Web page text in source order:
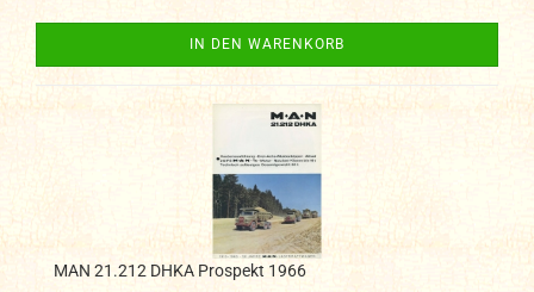
IN DEN WARENKORB
MAN 21.212 DHKA Prospekt 1966